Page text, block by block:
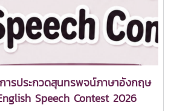
ร์ มหาวิทยาลัยแม่โจ้ มุ่งมั่นในการขยาย
สถาบันการศึกษาชั้นนำจากต่างประเทศ
าและบุคลากรได้พัฒนาศักยภาพด้าน
ความเป็นพลเมืองโลก พร้อมยกระดับ
คล้องกับบริบทสากลอย่างยั่งยืน
รประกวดสุนทรพจน์ภาษาอังกฤษ
Speech Contest 2026